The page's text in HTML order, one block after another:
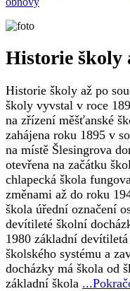
Historie školy
Historie školy až po
školy vyvstal v roce
na zřízení měšťanské
zahájena roku 1895 v
na místě Šlesingrova
otevřena na začátku
chlapecká škola
změnami až do roku
škola úřední označení
devítileté školní
1980 základní
školského systému a
docházky má škola od
základní škola